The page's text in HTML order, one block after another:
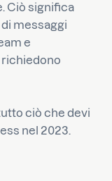
Ciò significa
messaggi
e
richiedono
ciò che devi
nel 2023.